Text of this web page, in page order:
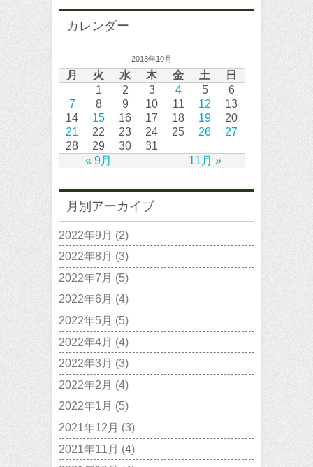
カレンダー
2013年10月
月 火 水 木 金 土 日
« 9月 11月 »
1 2 3 4 5
6
7
8 9 10 11 12
13
14
15 16 17 18 19
20
21
22 23 24 25 26
27
28
29 30 31
月別アーカイブ
2022年9月 (2)
2022年8月 (3)
2022年7月 (5)
2022年6月 (4)
2022年5月 (5)
2022年4月 (4)
2022年3月 (3)
2022年2月 (4)
2022年1月 (5)
2021年12月 (3)
2021年11月 (4)